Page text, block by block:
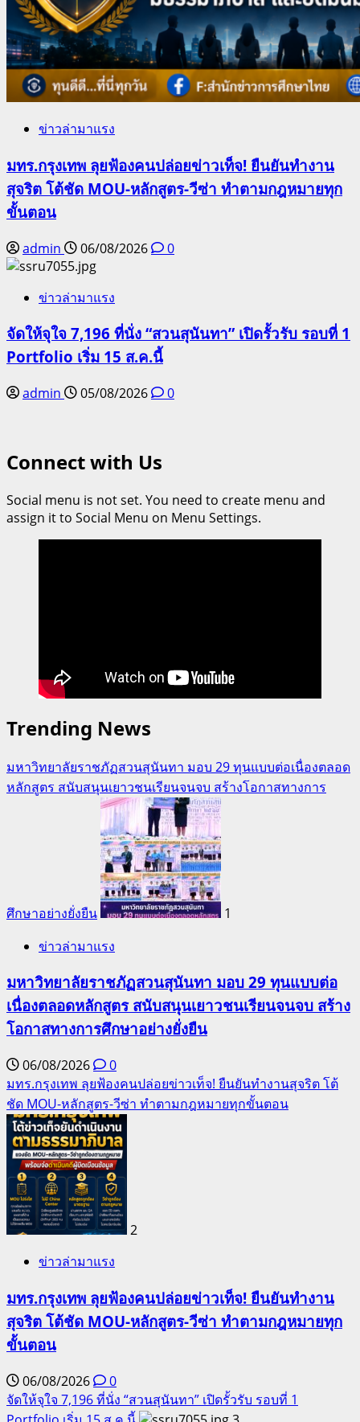
ข่าวล่ามาแรง
มทร.กรุงเทพ ลุยฟ้องคนปล่อยข่าวเท็จ! ยืนยันทำงาน
สุจริต โต้ชัด MOU-หลักสูตร-วีซ่า ทำตามกฎหมายทุก
ขั้นตอน
admin 06/08/2026 0
ข่าวล่ามาแรง
จัดให้จุใจ 7,196 ที่นั่ง “สวนสุนันทา” เปิดรั้วรับ รอบที่ 1
Portfolio เริ่ม 15 ส.ค.นี้
admin 05/08/2026 0
Connect with Us
Social menu is not set. You need to create menu and
assign it to Social Menu on Menu Settings.
Trending News
มหาวิทยาลัยราชภัฏสวนสุนันทา มอบ 29 ทุนแบบต่อเนื่องตลอด
หลักสูตร สนับสนุนเยาวชนเรียนจนจบ สร้างโอกาสทางการ
ศึกษาอย่างยั่งยืน
1
ข่าวล่ามาแรง
มหาวิทยาลัยราชภัฏสวนสุนันทา มอบ 29 ทุนแบบต่อ
เนื่องตลอดหลักสูตร สนับสนุนเยาวชนเรียนจนจบ สร้าง
โอกาสทางการศึกษาอย่างยั่งยืน
06/08/2026
0
มทร.กรุงเทพ ลุยฟ้องคนปล่อยข่าวเท็จ! ยืนยันทำงานสุจริต โต้
ชัด MOU-หลักสูตร-วีซ่า ทำตามกฎหมายทุกขั้นตอน
2
ข่าวล่ามาแรง
มทร.กรุงเทพ ลุยฟ้องคนปล่อยข่าวเท็จ! ยืนยันทำงาน
สุจริต โต้ชัด MOU-หลักสูตร-วีซ่า ทำตามกฎหมายทุก
ขั้นตอน
06/08/2026
0
จัดให้จุใจ 7,196 ที่นั่ง “สวนสุนันทา” เปิดรั้วรับ รอบที่ 1